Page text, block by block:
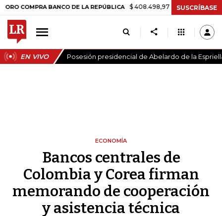
BANCO DE LA REPÚBLICA $ 408.498,97 +$ 8.753,81 +2,19%
SUSCRÍBASE
EN VIVO Posesión presidencial de Abelardo de la
ECONOMÍA
Bancos centrales de
Colombia y Corea firman
memorando de cooperación
y asistencia técnica